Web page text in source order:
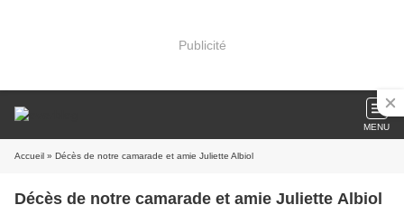
Publicité
MENU
Accueil » Décès de notre camarade et amie Juliette Albiol
Décès de notre camarade et amie Juliette Albiol